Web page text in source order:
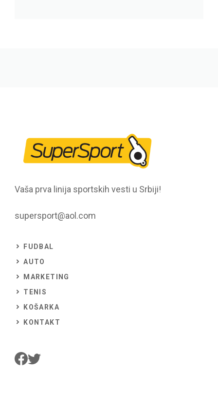
Vaša prva linija sportskih vesti u Srbiji!
supersport@aol.com
FUDBAL
AUTO
MARKETING
TENIS
KOŠARKA
KONTAKT